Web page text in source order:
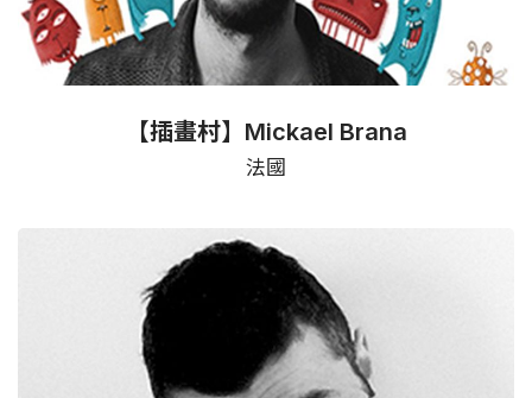
【插畫村】Mickael Brana
法國